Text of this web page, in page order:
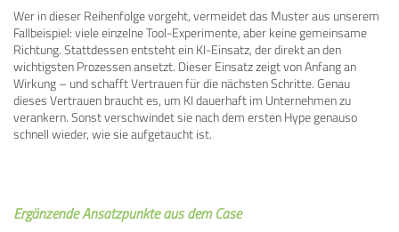
Wer in dieser Reihenfolge vorgeht, vermeidet das Muster aus unserem
Fallbeispiel: viele einzelne Tool-Experimente, aber keine gemeinsame
Richtung. Stattdessen entsteht ein KI-Einsatz, der direkt an den
wichtigsten Prozessen ansetzt. Dieser Einsatz zeigt von Anfang an
Wirkung – und schafft Vertrauen für die nächsten Schritte. Genau
dieses Vertrauen braucht es, um KI dauerhaft im Unternehmen zu
verankern. Sonst verschwindet sie nach dem ersten Hype genauso
schnell wieder, wie sie aufgetaucht ist.
Ergänzende Ansatzpunkte aus dem Case